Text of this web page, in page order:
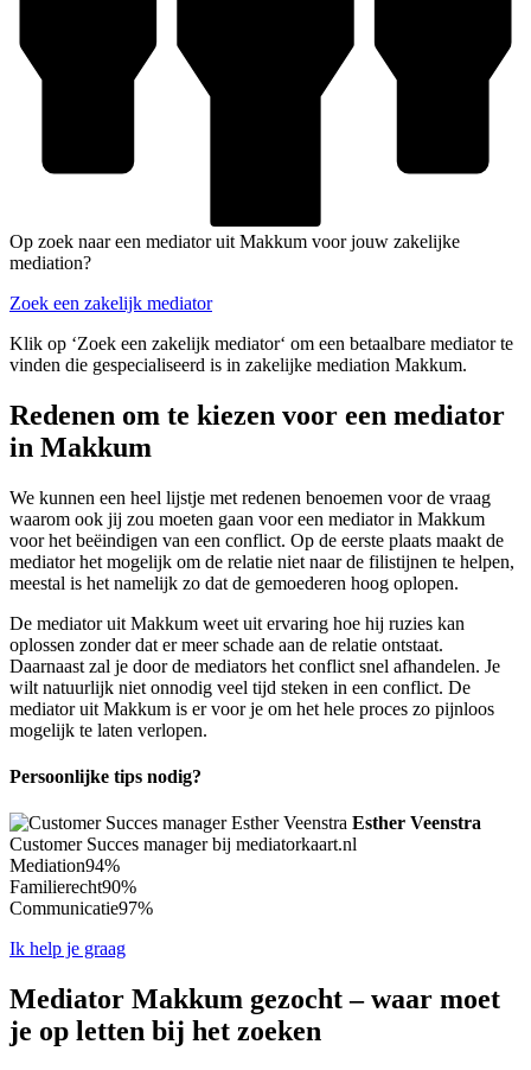
Op zoek naar een mediator uit Makkum voor jouw zakelijke
mediation?
Zoek een zakelijk mediator
Klik op ‘Zoek een zakelijk mediator‘ om een betaalbare mediator te
vinden die gespecialiseerd is in zakelijke mediation Makkum.
Redenen om te kiezen voor een mediator
in Makkum
We kunnen een heel lijstje met redenen benoemen voor de vraag
waarom ook jij zou moeten gaan voor een mediator in Makkum
voor het beëindigen van een conflict. Op de eerste plaats maakt de
mediator het mogelijk om de relatie niet naar de filistijnen te helpen,
meestal is het namelijk zo dat de gemoederen hoog oplopen.
De mediator uit Makkum weet uit ervaring hoe hij ruzies kan
oplossen zonder dat er meer schade aan de relatie ontstaat.
Daarnaast zal je door de mediators het conflict snel afhandelen. Je
wilt natuurlijk niet onnodig veel tijd steken in een conflict. De
mediator uit Makkum is er voor je om het hele proces zo pijnloos
mogelijk te laten verlopen.
Persoonlijke tips nodig?
Esther Veenstra
Customer Succes manager bij mediatorkaart.nl
Mediation94%
Familierecht90%
Communicatie97%
Ik help je graag
Mediator Makkum gezocht – waar moet
je op letten bij het zoeken